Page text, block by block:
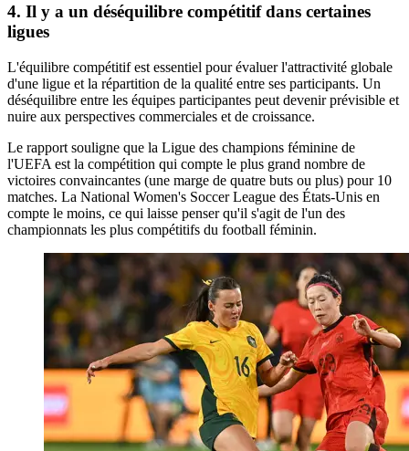
4. Il y a un déséquilibre compétitif dans certaines
ligues
L'équilibre compétitif est essentiel pour évaluer l'attractivité globale
d'une ligue et la répartition de la qualité entre ses participants. Un
déséquilibre entre les équipes participantes peut devenir prévisible et
nuire aux perspectives commerciales et de croissance.
Le rapport souligne que la Ligue des champions féminine de
l'UEFA est la compétition qui compte le plus grand nombre de
victoires convaincantes (une marge de quatre buts ou plus) pour 10
matches. La National Women's Soccer League des États-Unis en
compte le moins, ce qui laisse penser qu'il s'agit de l'un des
championnats les plus compétitifs du football féminin.